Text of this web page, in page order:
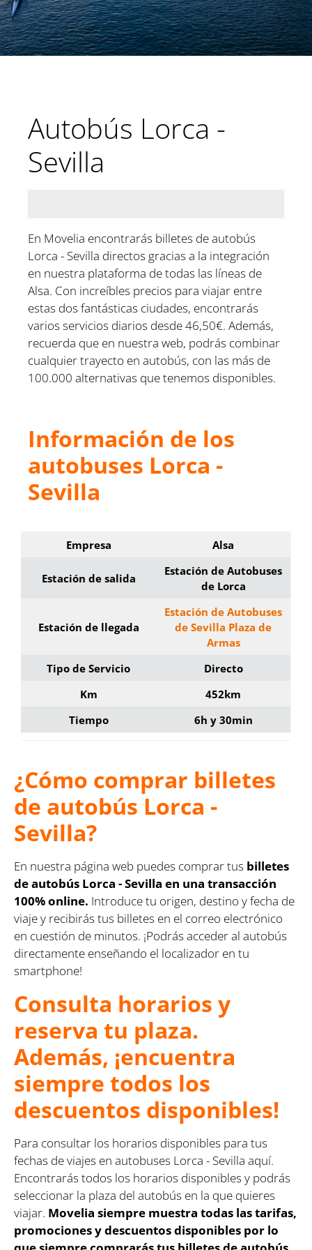
Autobús Lorca -
Sevilla
En Movelia encontrarás billetes de autobús
Lorca - Sevilla directos gracias a la integración
en nuestra plataforma de todas las líneas de
Alsa. Con increíbles precios para viajar entre
estas dos fantásticas ciudades, encontrarás
varios servicios diarios desde 46,50€. Además,
recuerda que en nuestra web, podrás combinar
cualquier trayecto en autobús, con las más de
100.000 alternativas que tenemos disponibles.
Información de los
autobuses Lorca -
Sevilla
Empresa Alsa
Estación de salida
Estación de Autobuses
de Lorca
Estación de llegada
Estación de Autobuses
de Sevilla Plaza de
Armas
Tipo de Servicio
Directo
Km
452km
Tiempo
6h y 30min
¿Cómo comprar billetes
de autobús Lorca -
Sevilla?
En nuestra página web puedes comprar tus billetes
de autobús Lorca - Sevilla en una transacción
100% online. Introduce tu origen, destino y fecha de
viaje y recibirás tus billetes en el correo electrónico
en cuestión de minutos. ¡Podrás acceder al autobús
directamente enseñando el localizador en tu
smartphone!
Consulta horarios y
reserva tu plaza.
Además, ¡encuentra
siempre todos los
descuentos disponibles!
Para consultar los horarios disponibles para tus
fechas de viajes en autobuses Lorca - Sevilla aquí.
Encontrarás todos los horarios disponibles y podrás
seleccionar la plaza del autobús en la que quieres
viajar. Movelia siempre muestra todas las tarifas,
promociones y descuentos disponibles por lo